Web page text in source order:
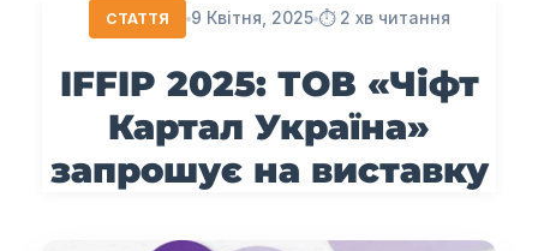
СТАТТЯ 9 Квітня, 2025 ⏱️ 2 хв читання
IFFIP 2025: ТОВ «Чіфт
Картал Україна»
запрошує на виставку